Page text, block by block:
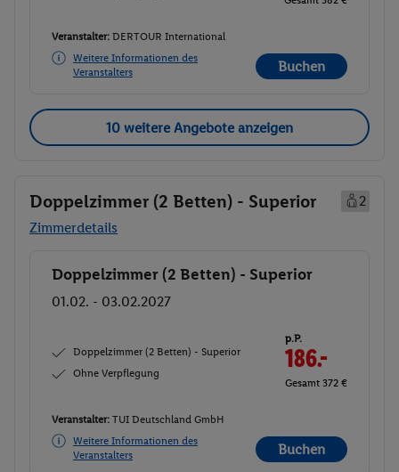
Veranstalter: DERTOUR International
Weitere Informationen des
Veranstalters
Buchen
10 weitere Angebote anzeigen
Doppelzimmer (2 Betten) - Superior
2
Zimmerdetails
Buchen
Doppelzimmer (2 Betten) - Superior
01.02. - 03.02.2027
Doppelzimmer (2 Betten) - Superior
Ohne Verpflegung
p.P.
186.-
Gesamt 372 €
Veranstalter: TUI Deutschland GmbH
Weitere Informationen des
Veranstalters
Buchen